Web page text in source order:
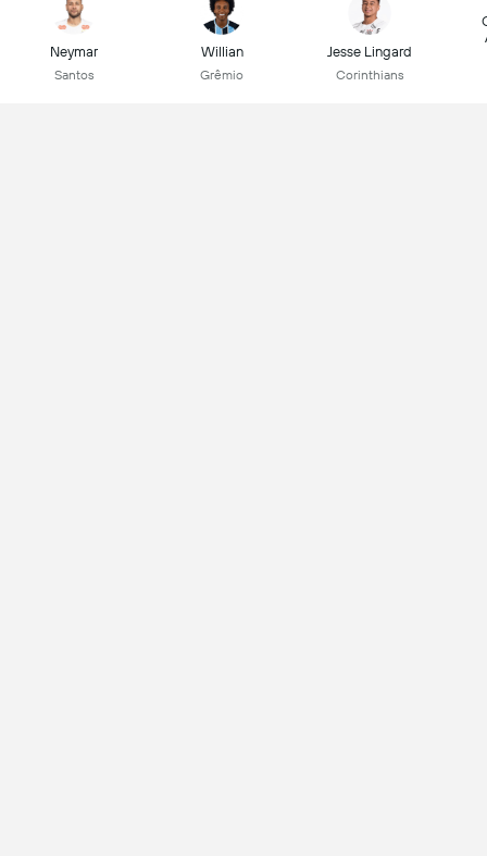
Neymar
Santos
Willian
Grêmio
Jesse Lingard
Corinthians